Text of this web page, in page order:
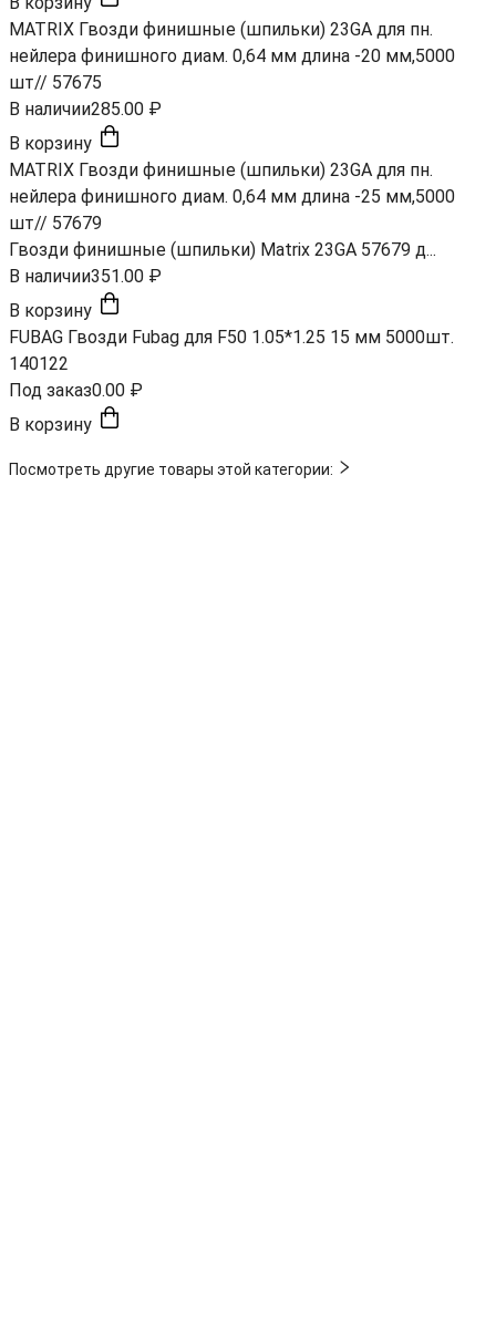
MATRIX Гвозди финишные (шпильки) 23GA для пн.
нейлера финишного диам. 0,64 мм длина -20 мм,5000
шт// 57675
В наличии285.00 ₽
В корзину
MATRIX Гвозди финишные (шпильки) 23GA для пн.
нейлера финишного диам. 0,64 мм длина -25 мм,5000
шт// 57679
Гвозди финишные (шпильки) Matrix 23GA 57679 д...
В наличии351.00 ₽
В корзину
FUBAG Гвозди Fubag для F50 1.05*1.25 15 мм 5000шт.
140122
Под заказ0.00 ₽
В корзину
Посмотреть другие товары этой категории: